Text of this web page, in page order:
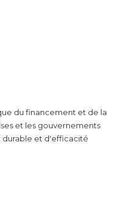
du financement et de la
et les gouvernements
durable et d'efficacité